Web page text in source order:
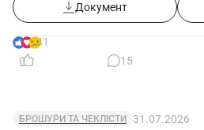
Документ
41
15
БРОШУРИ ТА ЧЕКЛІСТИ 31.07.2026